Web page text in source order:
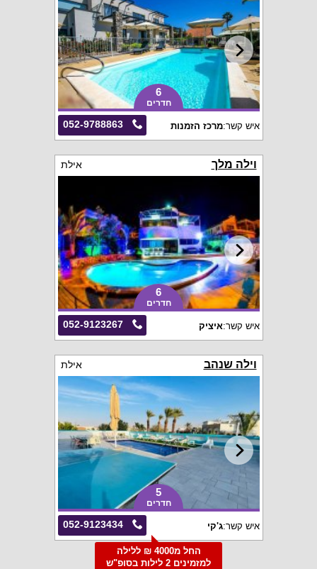
6
חדרים
052-9788863 איש קשר:מרכז הזמנות
וילה מלך אילת
6
חדרים
052-9123267 איש קשר:איציק
וילה שנהב אילת
5
חדרים
052-9123434 איש קשר:ג'קי
החל מ4000 ₪ ללילה
למזמינים 2 לילות בסופ"ש